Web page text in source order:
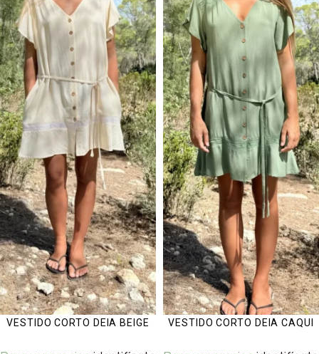
VESTIDO CORTO DEIA BEIGE VESTIDO CORTO DEIA CAQUI